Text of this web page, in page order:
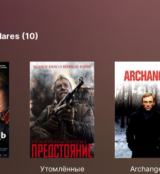
(10)
Утомлённые